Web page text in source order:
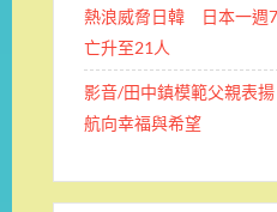
熱浪威脅日韓 日本一週
亡升至21人
影音/田中鎮模範父親表
航向幸福與希望